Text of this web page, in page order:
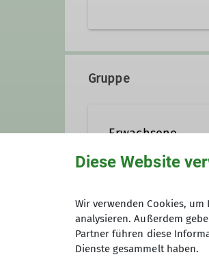
Gruppe
Erwachsene
ganzjährig
sowie
unterwegs.
Anmeldung bis
Diese Website
Wir verwenden Cookies,
analysieren. Außerdem
Partner führen diese
Dienste gesammelt haben.